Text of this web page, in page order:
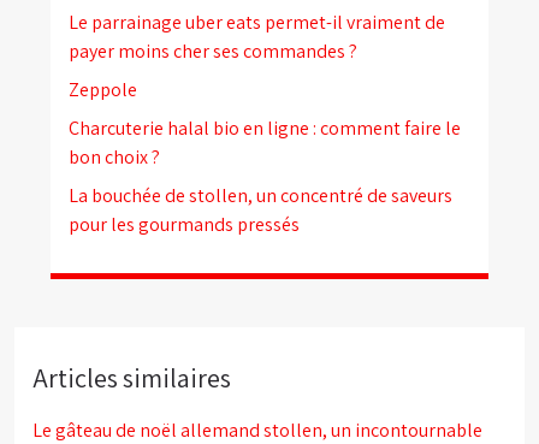
Le parrainage uber eats permet-il vraiment de
payer moins cher ses commandes ?
Zeppole
Charcuterie halal bio en ligne : comment faire le
bon choix ?
La bouchée de stollen, un concentré de saveurs
pour les gourmands pressés
Articles similaires
Le gâteau de noël allemand stollen, un incontournable